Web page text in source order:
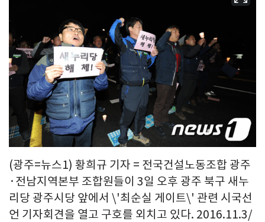
(광주=뉴스1) 황희규 기자 = 전국건설노동조합 광주
·전남지역본부 조합원들이 3일 오후 광주 북구 새누
리당 광주시당 앞에서 \'최순실 게이트\' 관련 시국선
언 기자회견을 열고 구호를 외치고 있다. 2016.11.3/